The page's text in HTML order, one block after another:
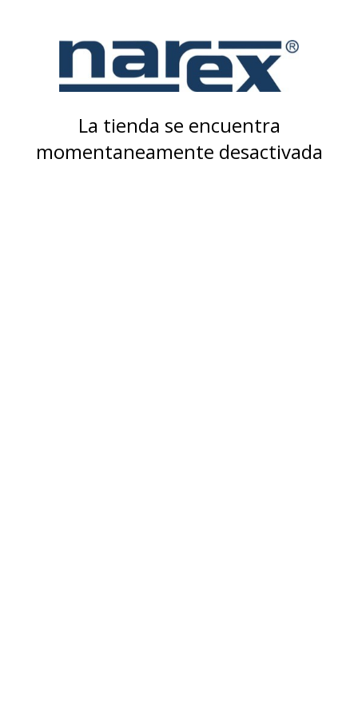
La tienda se encuentra
momentaneamente desactivada